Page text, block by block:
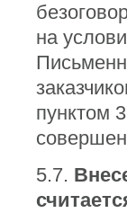
на
пунктом
5.7.